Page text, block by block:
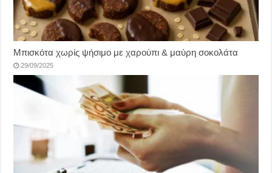
Μπισκότα χωρίς ψήσιμο με χαρούπι & μαύρη σοκολάτα
29/09/2025